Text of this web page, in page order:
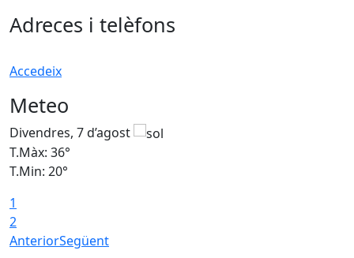
Adreces i telèfons
Accedeix
Meteo
Divendres, 7 d’agost
T.Màx: 36°
T.Min: 20°
1
2
AnteriorSegüent